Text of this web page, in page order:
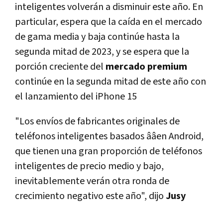
inteligentes volverán a disminuir este año. En
particular, espera que la caída en el mercado
de gama media y baja continúe hasta la
segunda mitad de 2023, y se espera que la
porción creciente del mercado premium
continúe en la segunda mitad de este año con
el lanzamiento del iPhone 15
"Los envíos de fabricantes originales de
teléfonos inteligentes basados ââen Android,
que tienen una gran proporción de teléfonos
inteligentes de precio medio y bajo,
inevitablemente verán otra ronda de
crecimiento negativo este año", dijoJusy